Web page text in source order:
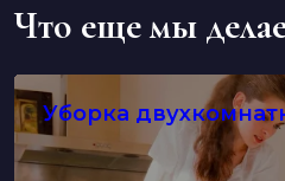
Что еще мы
Уборка